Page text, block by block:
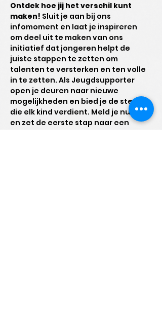
Ontdek hoe jij het verschil kunt
maken! Sluit je aan bij ons
infomoment en laat je inspireren
om deel uit te maken van ons
initiatief dat jongeren helpt de
juiste stappen te zetten om
talenten te versterken en ten volle
in te zetten. Als Jeugdsupporter
open je deuren naar nieuwe
mogelijkheden en bied je de steun
die elk kind verdient. Meld je nu aan
en zet de eerste stap naar een